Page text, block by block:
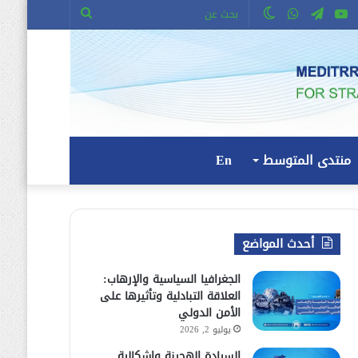
بحث
عن
الوضعواتسابتيلقراميوتيوبتويتر
منتدى المتوسط En
أحدث المواضع
الجغرافيا السياسية والإرهاب:
العلاقة التبادلية وتأثيرها على
الأمن الدولي
يوليو 2, 2026